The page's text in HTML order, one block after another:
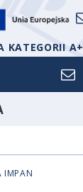
KATEGORII A+
IMPAN